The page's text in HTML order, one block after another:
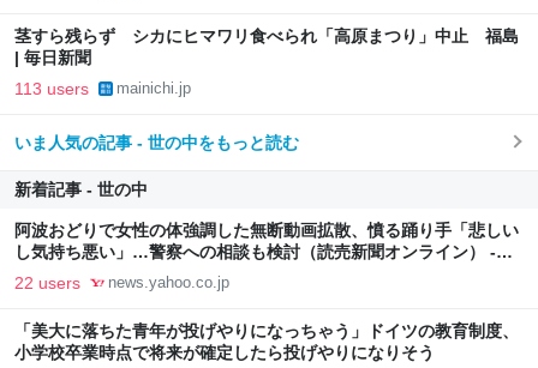
茎すら残らず シカにヒマワリ食べられ「高原まつり」中止 福島
| 毎日新聞
113 users mainichi.jp
いま人気の記事 - 世の中をもっと読む
新着記事 - 世の中
阿波おどりで女性の体強調した無断動画拡散、憤る踊り手「悲しい
し気持ち悪い」…警察への相談も検討（読売新聞オンライン） -
Yahoo!ニュース
22 users news.yahoo.co.jp
「美大に落ちた青年が投げやりになっちゃう」ドイツの教育制度、
小学校卒業時点で将来が確定したら投げやりになりそう